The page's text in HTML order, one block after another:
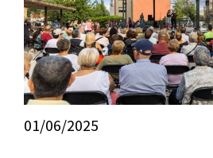
01/06/2025